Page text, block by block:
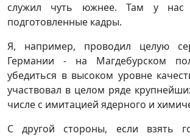
служил чуть южнее. Там у
подготовленные кадры.
Я, например, проводил целую
Германии - на Магдебурском
убедиться в высоком уровне
участвовал в целом ряде
числе с имитацией ядерного и
С другой стороны, если взять